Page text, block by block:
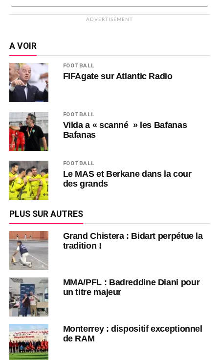
ADVERTISEMENT
A VOIR
FOOTBALL
FIFAgate sur Atlantic Radio
FOOTBALL
Vilda a « scanné » les Bafanas
Bafanas
FOOTBALL
Le MAS et Berkane dans la cour
des grands
PLUS SUR AUTRES
Grand Chistera : Bidart perpétue la
tradition !
MMA/PFL : Badreddine Diani pour
un titre majeur
Monterrey : dispositif exceptionnel
de RAM